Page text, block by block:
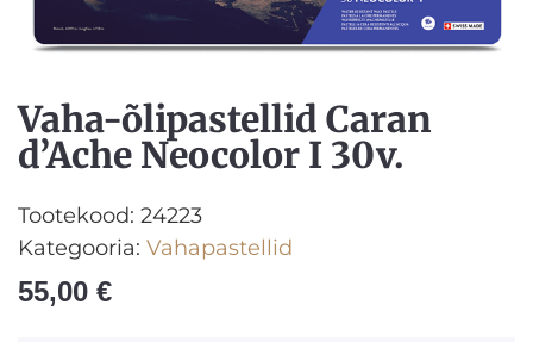
Vaha-õlipastellid Caran
d’Ache Neocolor I 30v.
Tootekood: 24223
Kategooria: Vahapastellid
55,00 €